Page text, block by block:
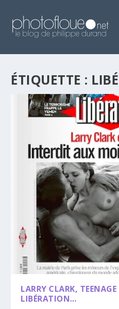
ÉTIQUETTE :
LARRY CLARK,
LIBÉRATION…